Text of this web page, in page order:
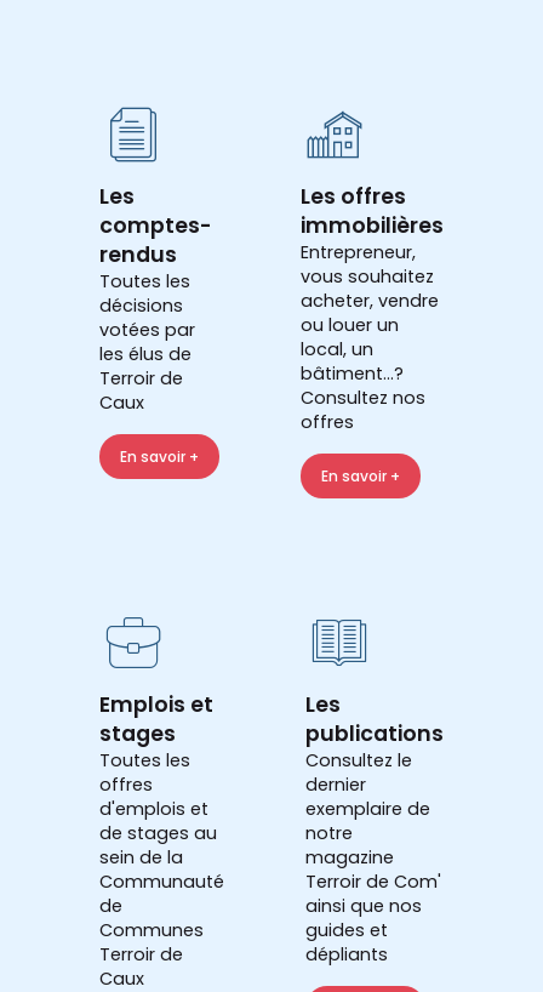
Les
comptes-
rendus
Toutes les
décisions
votées par
les élus de
Terroir de
Caux
En savoir +
Les offres
immobilières
Entrepreneur,
vous souhaitez
acheter, vendre
ou louer un
local, un
bâtiment...?
Consultez nos
offres
En savoir +
Emplois et
stages
Toutes les
offres
d'emplois et
de stages au
sein de la
Communauté
de
Communes
Terroir de
Caux
Les
publications
Consultez le
dernier
exemplaire de
notre
magazine
Terroir de Com'
ainsi que nos
guides et
dépliants